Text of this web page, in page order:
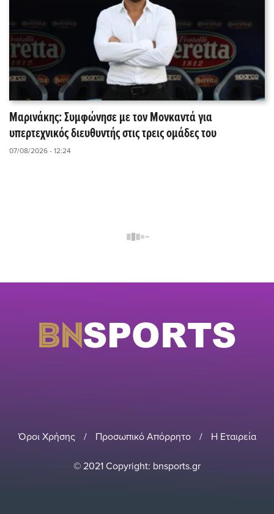
Μαρινάκης: Συμφώνησε με τον Μονκαντά για
υπερτεχνικός διευθυντής στις τρεις ομάδες του
07/08/2026 - 12:24
Όροι Χρήσης / Προσωπικό Απόρρητο / Η Εταιρεία
© 2021 Copyright: bnsports.gr